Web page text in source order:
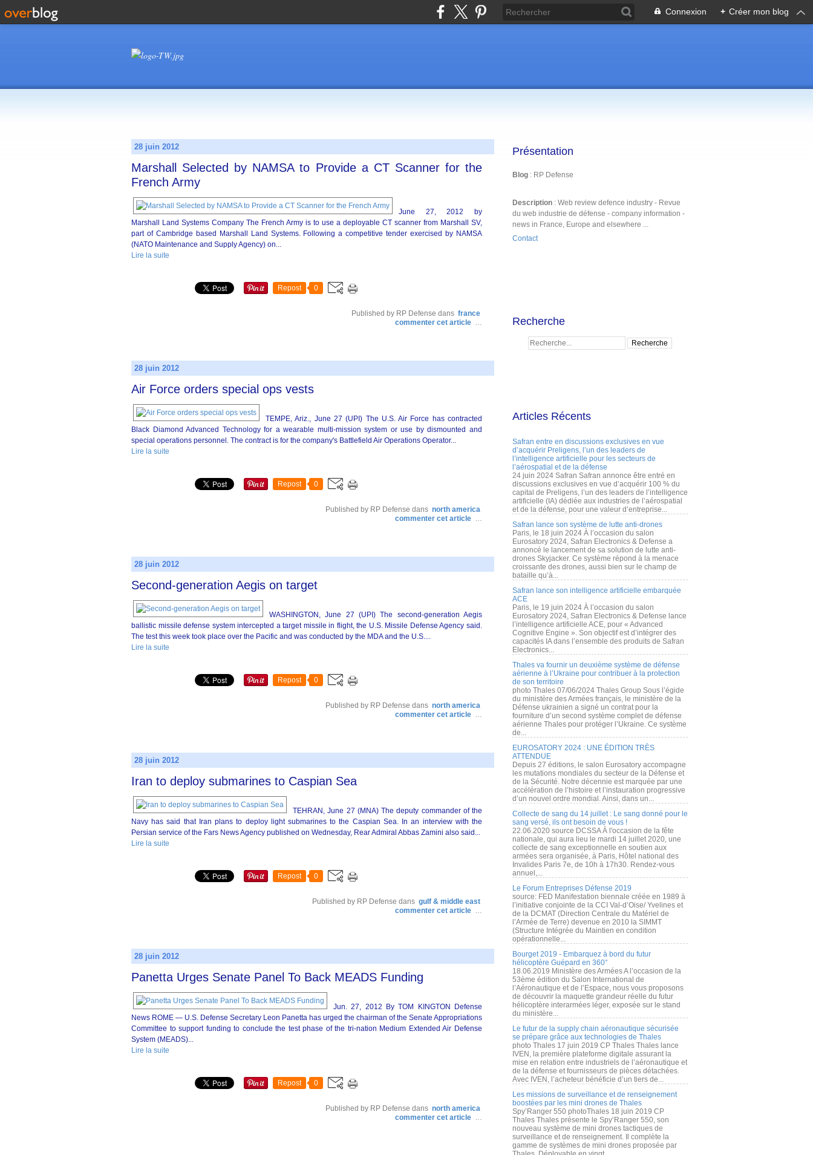
Connexion + Créer mon blog
28 juin 2012
Marshall Selected by NAMSA to Provide a CT Scanner for the
French Army
June 27, 2012 by
Marshall Land Systems Company The French Army is to use a deployable CT scanner from Marshall SV,
part of Cambridge based Marshall Land Systems. Following a competitive tender exercised by NAMSA
(NATO Maintenance and Supply Agency) on...
Lire la suite
Repost 0
Published by RP Defense dans france
commenter cet article …
28 juin 2012
Air Force orders special ops vests
TEMPE, Ariz., June 27 (UPI) The U.S. Air Force has contracted
Black Diamond Advanced Technology for a wearable multi-mission system or use by dismounted and
special operations personnel. The contract is for the company's Battlefield Air Operations Operator...
Lire la suite
Repost 0
Published by RP Defense dans north america
commenter cet article …
28 juin 2012
Second-generation Aegis on target
WASHINGTON, June 27 (UPI) The second-generation Aegis
ballistic missile defense system intercepted a target missile in flight, the U.S. Missile Defense Agency said.
The test this week took place over the Pacific and was conducted by the MDA and the U.S....
Lire la suite
Repost 0
Published by RP Defense dans north america
commenter cet article …
28 juin 2012
Iran to deploy submarines to Caspian Sea
TEHRAN, June 27 (MNA) The deputy commander of the
Navy has said that Iran plans to deploy light submarines to the Caspian Sea. In an interview with the
Persian service of the Fars News Agency published on Wednesday, Rear Admiral Abbas Zamini also said...
Lire la suite
Repost 0
Published by RP Defense dans gulf & middle east
commenter cet article …
28 juin 2012
Panetta Urges Senate Panel To Back MEADS Funding
Jun. 27, 2012 By TOM KINGTON Defense
News ROME — U.S. Defense Secretary Leon Panetta has urged the chairman of the Senate Appropriations
Committee to support funding to conclude the test phase of the tri-nation Medium Extended Air Defense
System (MEADS)...
Lire la suite
Repost 0
Published by RP Defense dans north america
commenter cet article …
Présentation
Blog : RP Defense
Description : Web review defence industry - Revue
du web industrie de défense - company information -
news in France, Europe and elsewhere ...
Contact
Recherche
Articles Récents
Safran entre en discussions exclusives en vue
d’acquérir Preligens, l’un des leaders de
l’intelligence artificielle pour les secteurs de
l’aérospatial et de la défense
24 juin 2024 Safran Safran annonce être entré en
discussions exclusives en vue d’acquérir 100 % du
capital de Preligens, l’un des leaders de l’intelligence
artificielle (IA) dédiée aux industries de l’aérospatial
et de la défense, pour une valeur d’entreprise...
Safran lance son système de lutte anti-drones
Paris, le 18 juin 2024 À l’occasion du salon
Eurosatory 2024, Safran Electronics & Defense a
annoncé le lancement de sa solution de lutte anti-
drones Skyjacker. Ce système répond à la menace
croissante des drones, aussi bien sur le champ de
bataille qu’à...
Safran lance son intelligence artificielle embarquée
ACE
Paris, le 19 juin 2024 À l’occasion du salon
Eurosatory 2024, Safran Electronics & Defense lance
l’intelligence artificielle ACE, pour « Advanced
Cognitive Engine ». Son objectif est d’intégrer des
capacités IA dans l’ensemble des produits de Safran
Electronics...
Thales va fournir un deuxième système de défense
aérienne à l’Ukraine pour contribuer à la protection
de son territoire
photo Thales 07/06/2024 Thales Group Sous l’égide
du ministère des Armées français, le ministère de la
Défense ukrainien a signé un contrat pour la
fourniture d’un second système complet de défense
aérienne Thales pour protéger l’Ukraine. Ce système
de...
EUROSATORY 2024 : UNE ÉDITION TRÈS
ATTENDUE
Depuis 27 éditions, le salon Eurosatory accompagne
les mutations mondiales du secteur de la Défense et
de la Sécurité. Notre décennie est marquée par une
accélération de l’histoire et l’instauration progressive
d’un nouvel ordre mondial. Ainsi, dans un...
Collecte de sang du 14 juillet : Le sang donné pour le
sang versé, ils ont besoin de vous !
22.06.2020 source DCSSA À l'occasion de la fête
nationale, qui aura lieu le mardi 14 juillet 2020, une
collecte de sang exceptionnelle en soutien aux
armées sera organisée, à Paris, Hôtel national des
Invalides Paris 7e, de 10h à 17h30. Rendez-vous
annuel,...
Le Forum Entreprises Défense 2019
source: FED Manifestation biennale créée en 1989 à
l’initiative conjointe de la CCI Val-d’Oise/ Yvelines et
de la DCMAT (Direction Centrale du Matériel de
l’Armée de Terre) devenue en 2010 la SIMMT
(Structure Intégrée du Maintien en condition
opérationnelle...
Bourget 2019 - Embarquez à bord du futur
hélicoptère Guépard en 360°
18.06.2019 Ministère des Armées A l’occasion de la
53ème édition du Salon International de
l’Aéronautique et de l’Espace, nous vous proposons
de découvrir la maquette grandeur réelle du futur
hélicoptère interarmées léger, exposée sur le stand
du ministère...
Le futur de la supply chain aéronautique sécurisée
se prépare grâce aux technologies de Thales
photo Thales 17 juin 2019 CP Thales Thales lance
IVEN, la première plateforme digitale assurant la
mise en relation entre industriels de l’aéronautique et
de la défense et fournisseurs de pièces détachées.
Avec IVEN, l’acheteur bénéficie d’un tiers de...
Les missions de surveillance et de renseignement
boostées par les mini drones de Thales
Spy’Ranger 550 photoThales 18 juin 2019 CP
Thales Thales présente le Spy’Ranger 550, son
nouveau système de mini drones tactiques de
surveillance et de renseignement. Il complète la
gamme de systèmes de mini drones proposée par